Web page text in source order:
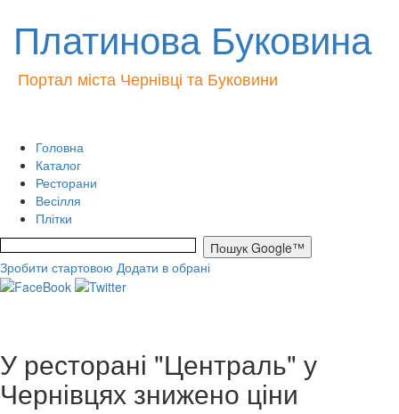
Платинова Буковина
Портал міста Чернівці та Буковини
Головна
Каталог
Ресторани
Весілля
Плітки
Зробити стартовою Додати в обрані
У ресторані "Централь" у
Чернівцях знижено ціни